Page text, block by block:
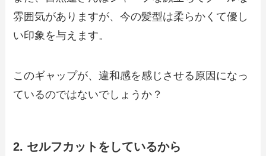
雰囲気がありますが、今の髪型は柔らかくて優し
い印象を与えます。
このギャップが、違和感を感じさせる原因になっ
ているのではないでしょうか？
2. セルフカットをしているから